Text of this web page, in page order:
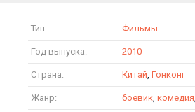
Тип: Фильмы
Год выпуска: 2010
Страна: Китай, Гонконг
Жанр: боевик, комедия,